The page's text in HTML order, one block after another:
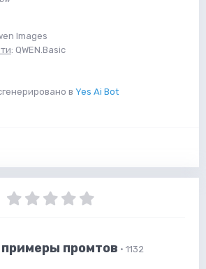
Images
: QWEN.Basic
в Yes Ai Bot
примеры промтов · 1132